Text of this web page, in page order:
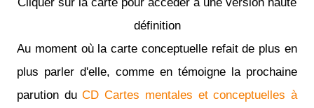
définition
Au moment où la carte conceptuelle refait de plus en
plus parler d'elle, comme en témoigne la prochaine
parution duCD Cartes mentales et conceptuelles à